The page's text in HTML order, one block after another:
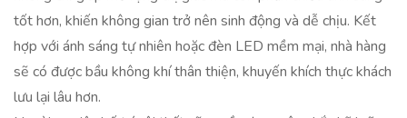
tốt hơn, khiến không gian trở nên sinh động và dễ chịu. Kết
hợp với ánh sáng tự nhiên hoặc đèn LED mềm mại, nhà hàng
sẽ có được bầu không khí thân thiện, khuyến khích thực khách
lưu lại lâu hơn.